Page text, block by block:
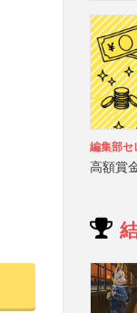
編集部セ
高額賞